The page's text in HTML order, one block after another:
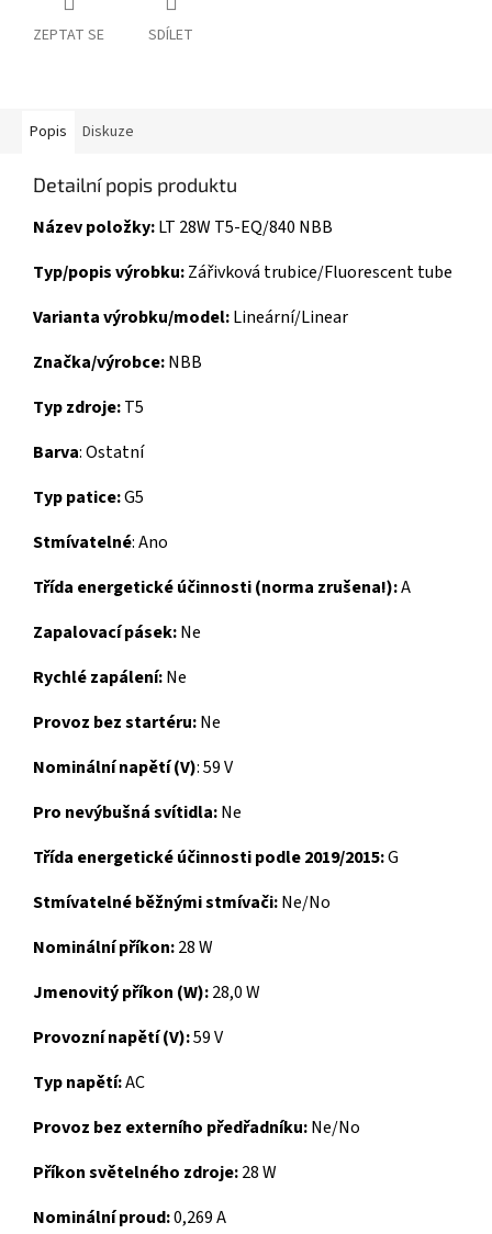
ZEPTAT SE SDÍLET
Popis Diskuze
Detailní popis produktu
Název položky:LT 28W T5-EQ/840 NBB
Typ/popis výrobku:Zářivková trubice/Fluorescent tube
Varianta výrobku/model:Lineární/Linear
Značka/výrobce:NBB
Typ zdroje:T5
Barva: Ostatní
Typ patice:G5
Stmívatelné: Ano
Třída energetické účinnosti (norma zrušena!):A
Zapalovací pásek:Ne
Rychlé zapálení:Ne
Provoz bez startéru:Ne
Nominální napětí (V): 59 V
Pro nevýbušná svítidla:Ne
Třída energetické účinnosti podle 2019/2015:G
Stmívatelné běžnými stmívači:Ne/No
Nominální příkon:28 W
Jmenovitý příkon (W):28,0 W
Provozní napětí (V):59 V
Typ napětí:AC
Provoz bez externího předřadníku:Ne/No
Příkon světelného zdroje:28 W
Nominální proud:0,269 A